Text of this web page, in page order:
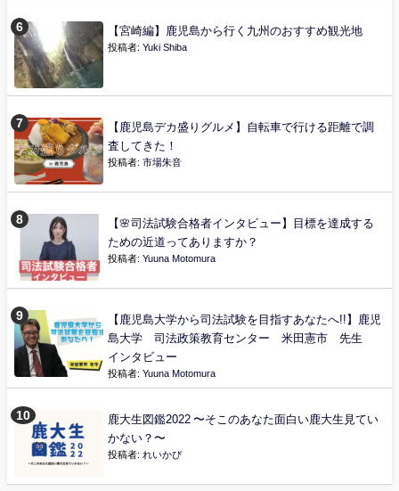
【宮崎編】鹿児島から行く九州のおすすめ観光地
投稿者: Yuki Shiba
【鹿児島デカ盛りグルメ】自転車で行ける距離で調
査してきた！
投稿者: 市場朱音
【🌸司法試験合格者インタビュー】目標を達成する
ための近道ってありますか？
投稿者: Yuuna Motomura
【鹿児島大学から司法試験を目指すあなたへ!!】鹿児
島大学 司法政策教育センター 米田憲市 先生
インタビュー
投稿者: Yuuna Motomura
鹿大生図鑑2022 〜そこのあなた面白い鹿大生見てい
かない？〜
投稿者: れいかぴ